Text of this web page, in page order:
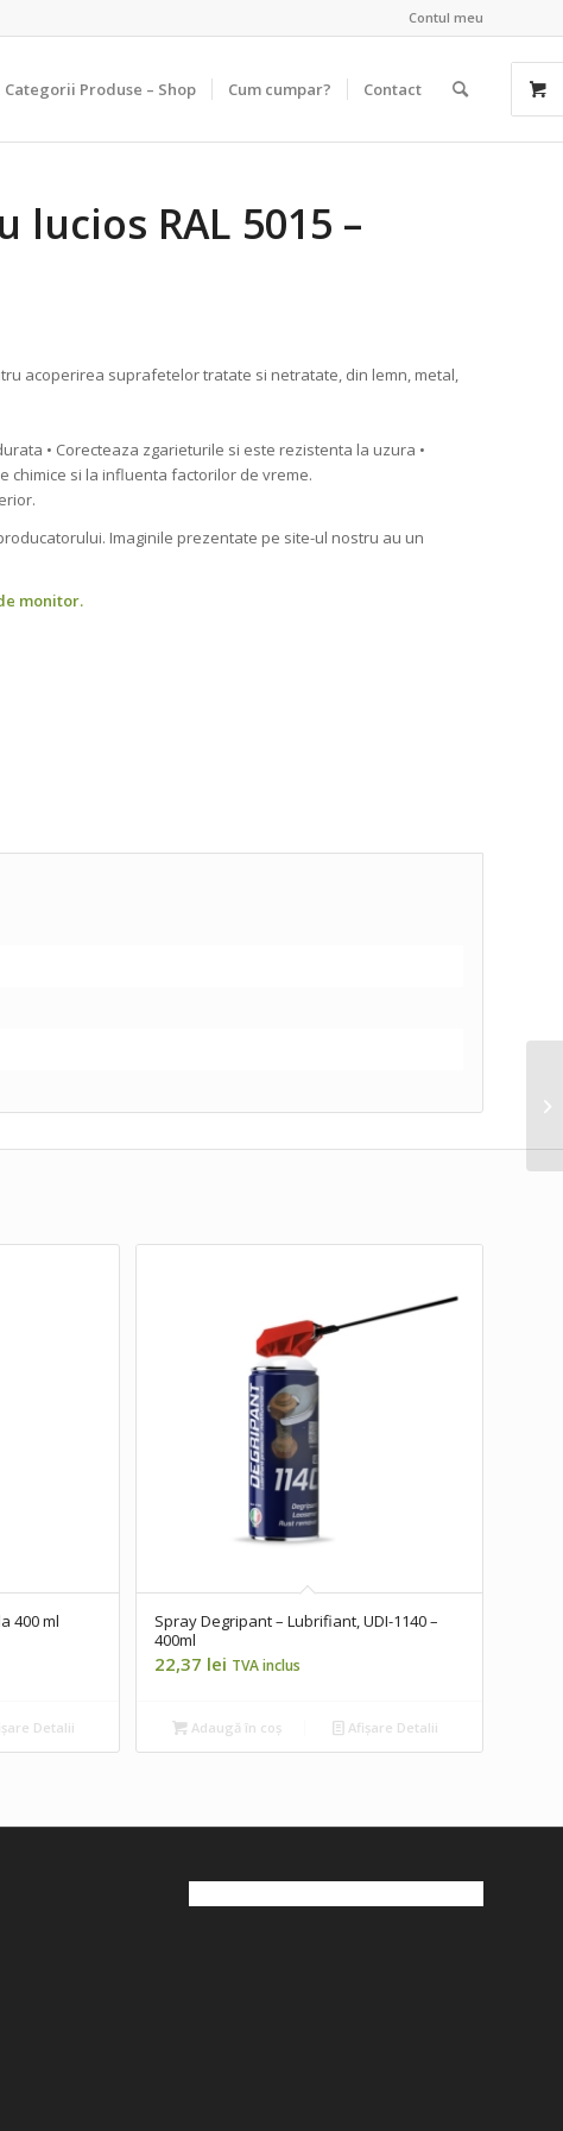
Contul meu
Categorii Produse – Shop Cum cumpar? Contact
RAL 5015 –
acoperirea suprafetelor tratate si netratate, din lemn, metal,
• Corecteaza zgarieturile si este rezistenta la uzura •
chimice si la influenta factorilor de vreme.
Imaginile prezentate pe site-ul nostru au un
monitor.
400 ml
Detalii
Spray Degripant – Lubrifiant, UDI-1140 –
400ml
22,37 lei TVA inclus
Adaugă în coș Afișare Detalii